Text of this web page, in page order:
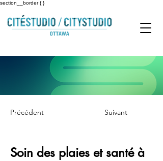
section__border { }
Précédent Suivant
Soin des plaies et santé à